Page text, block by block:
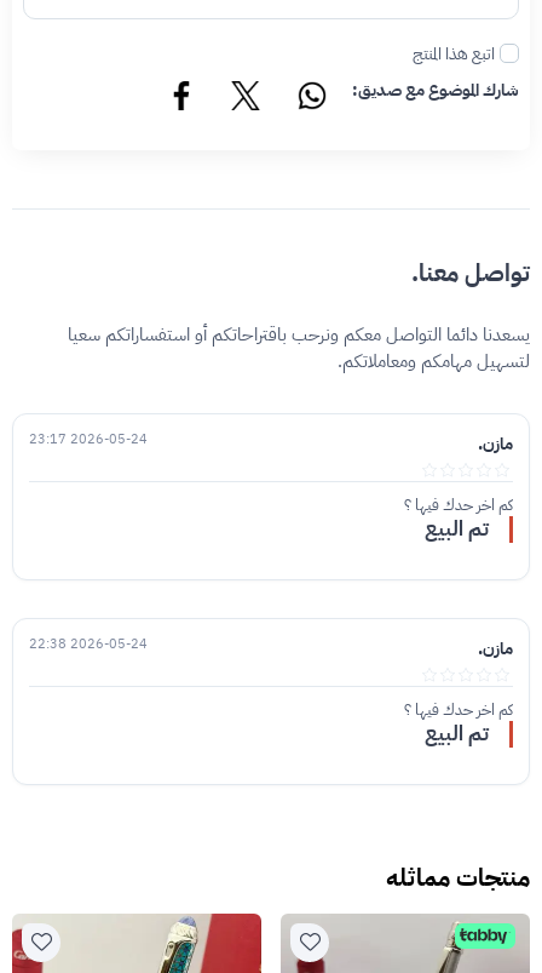
اتبع هذا المنتج
شارك الموضوع مع صديق:
تواصل معنا.
يسعدنا دائما التواصل معكم ونرحب باقتراحاتكم أو استفساراتكم سعيا
لتسهيل مهامكم ومعاملاتكم.
مازن. 2026-05-24 23:17
كم اخر حدك فيها ؟
تم البيع
مازن. 2026-05-24 22:38
كم اخر حدك فيها ؟
تم البيع
منتجات مماثله